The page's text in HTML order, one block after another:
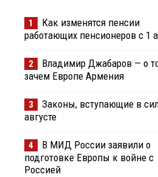
1
Как изменятся пенсии
работающих пенсионеров с 1
2
Владимир Джабаров — о
зачем Европе Армения
3
Законы, вступающие в
августе
4
В МИД России заявили о
подготовке Европы к войне с
Россией